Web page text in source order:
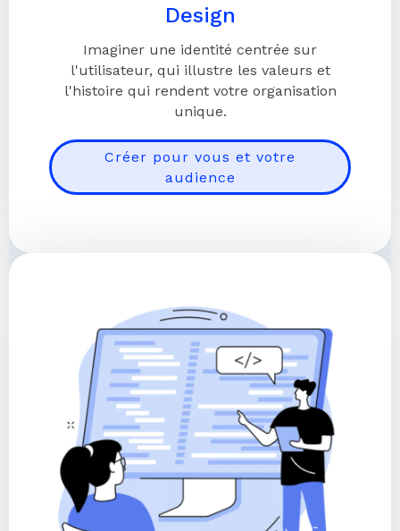
Design
Imaginer une identité centrée sur
l'utilisateur, qui illustre les valeurs et
l'histoire qui rendent votre organisation
unique.
Créer pour vous et votre
audience